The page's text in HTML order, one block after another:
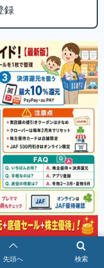
録
公式オンラインス
検索
先頭へ